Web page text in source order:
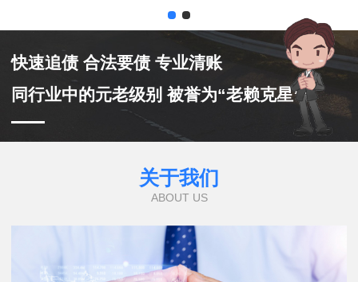
快速追债 合法要债 专业清账
同行业中的元老级别 被誉为“老赖克星”
关于我们
ABOUT US